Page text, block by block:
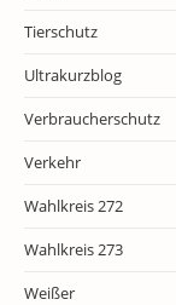
Tierschutz
Ultrakurzblog
Verbraucherschutz
Verkehr
Wahlkreis 272
Wahlkreis 273
Weißer